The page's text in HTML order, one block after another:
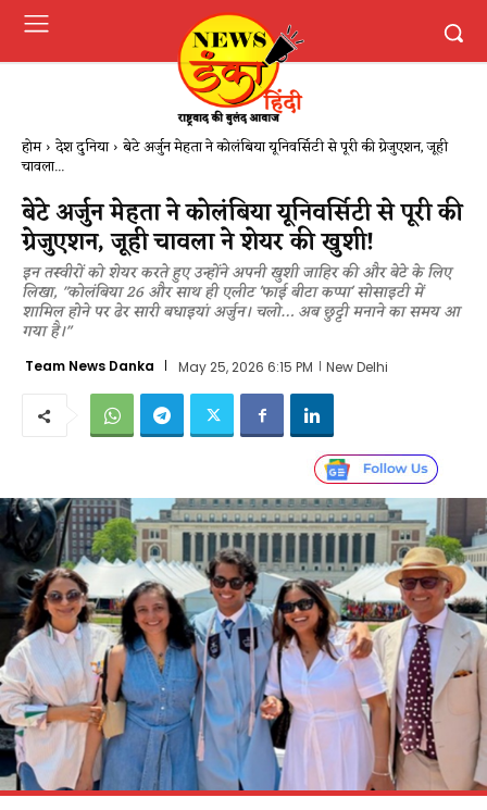
होम देश दुनिया बेटे अर्जुन मेहता ने कोलंबिया यूनिवर्सिटी से पूरी की ग्रेजुएशन, जूही
चावला...
बेटे अर्जुन मेहता ने कोलंबिया यूनिवर्सिटी से पूरी की
ग्रेजुएशन, जूही चावला ने शेयर की खुशी!
इन तस्वीरों को शेयर करते हुए उन्होंने अपनी खुशी जाहिर की और बेटे के लिए
लिखा, "कोलंबिया 26 और साथ ही एलीट 'फाई बीटा कप्पा' सोसाइटी में
शामिल होने पर ढेर सारी बधाइयां अर्जुन। चलो… अब छुट्टी मनाने का समय आ
गया है।"
Team News Danka May 25, 2026 6:15 PM New Delhi